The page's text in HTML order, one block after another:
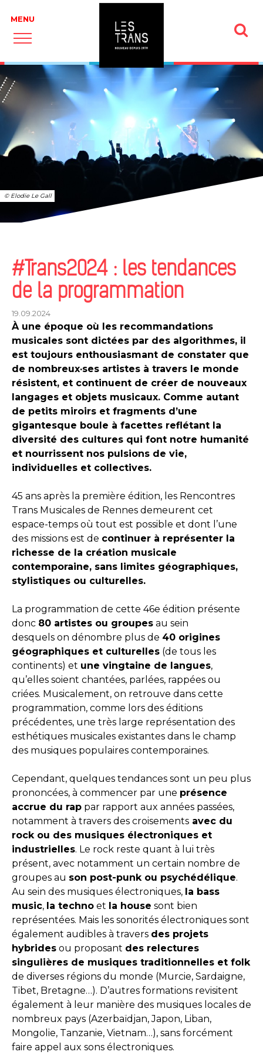
© Elodie Le Gall
#Trans2024 : les tendances
de la programmation
19.09.2024
À une époque où les recommandations
musicales sont dictées par des algorithmes, il
est toujours enthousiasmant de constater que
de nombreux·ses artistes à travers le monde
résistent, et continuent de créer de nouveaux
langages et objets musicaux. Comme autant
de petits miroirs et fragments d’une
gigantesque boule à facettes reflétant la
diversité des cultures qui font notre humanité
et nourrissent nos pulsions de vie,
individuelles et collectives.
45 ans après la première édition, les Rencontres
Trans Musicales de Rennes demeurent cet
espace-temps où tout est possible et dont l’une
des missions est de continuer à représenter la
richesse de la création musicale
contemporaine, sans limites géographiques,
stylistiques ou culturelles.
La programmation de cette 46e édition présente
donc 80 artistes ou groupes au sein
desquels on dénombre plus de 40 origines
géographiques et culturelles (de tous les
continents) et une vingtaine de langues,
qu’elles soient chantées, parlées, rappées ou
criées. Musicalement, on retrouve dans cette
programmation, comme lors des éditions
précédentes, une très large représentation des
esthétiques musicales existantes dans le champ
des musiques populaires contemporaines.
Cependant, quelques tendances sont un peu plus
prononcées, à commencer par une présence
accrue du rap par rapport aux années passées,
notamment à travers des croisements avec du
rock ou des musiques électroniques et
industrielles. Le rock reste quant à lui très
présent, avec notamment un certain nombre de
groupes au son post-punk ou psychédélique.
Au sein des musiques électroniques, la bass
music, la techno et la house sont bien
représentées. Mais les sonorités électroniques sont
également audibles à travers des projets
hybrides ou proposant des relectures
singulières de musiques traditionnelles et folk
de diverses régions du monde (Murcie, Sardaigne,
Tibet, Bretagne…). D’autres formations revisitent
également à leur manière des musiques locales de
nombreux pays (Azerbaïdjan, Japon, Liban,
Mongolie, Tanzanie, Vietnam…), sans forcément
faire appel aux sons électroniques.